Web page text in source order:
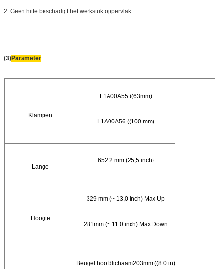
2. Geen hitte beschadigt het werkstuk oppervlak
(3)Parameter
Klampen
L1A00A55 ((63mm)
L1A00A56 ((100 mm)
Lange
652.2 mm (25,5 inch)
Hoogte
329 mm (~ 13,0 inch) Max Up
281mm (~ 11.0 inch) Max Down
Beugel hoofdlichaam203mm ((8.0 in)